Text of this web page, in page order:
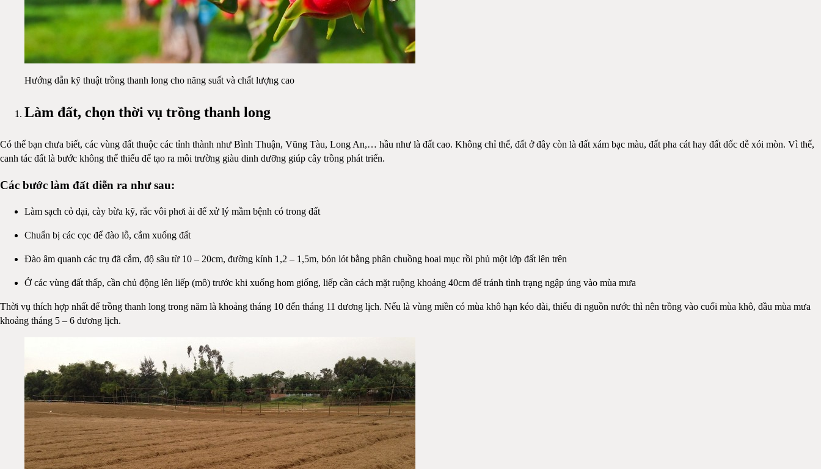
Hướng dẫn kỹ thuật trồng thanh long cho năng suất và chất lượng cao
Làm đất, chọn thời vụ trồng thanh long
Có thể bạn chưa biết, các vùng đất thuộc các tỉnh thành như Bình Thuận, Vũng Tàu, Long An,… hầu như là đất cao. Không chỉ thế, đất ở đây còn là đất xám bạc màu, đất pha cát hay đất dốc dễ xói mòn. Vì thế,
canh tác đất là bước không thể thiếu để tạo ra môi trường giàu dinh dưỡng giúp cây trồng phát triển.
Các bước làm đất diễn ra như sau:
Làm sạch cỏ dại, cày bừa kỹ, rắc vôi phơi ải để xử lý mầm bệnh có trong đất
Chuẩn bị các cọc để đào lỗ, cắm xuống đất
Đào âm quanh các trụ đã cắm, độ sâu từ 10 – 20cm, đường kính 1,2 – 1,5m, bón lót bằng phân chuồng hoai mục rồi phủ một lớp đất lên trên
Ở các vùng đất thấp, cần chủ động lên liếp (mô) trước khi xuống hom giống, liếp cần cách mặt ruộng khoảng 40cm để tránh tình trạng ngập úng vào mùa mưa
Thời vụ thích hợp nhất để trồng thanh long trong năm là khoảng tháng 10 đến tháng 11 dương lịch. Nếu là vùng miền có mùa khô hạn kéo dài, thiếu đi nguồn nước thì nên trồng vào cuối mùa khô, đầu mùa mưa
khoảng tháng 5 – 6 dương lịch.